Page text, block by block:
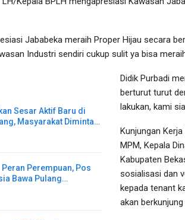
Jababeka meraih Proper Hijau secara
Industri sendiri cukup sulit ya bisa
Sesar Aktif Baru di
Masyarakat Diminta…
Peran Perempuan, Pos
Bawa Pulang…
Didik Purbadi
berturut turut
lakukan, kami
Kunjungan
MPM, Kepala
Kabupaten
sosialisasi dan
kepada tenant
akan